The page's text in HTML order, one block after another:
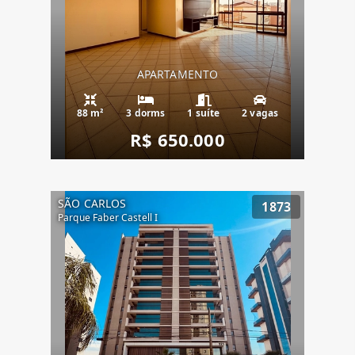
APARTAMENTO
88 m² 3 dorms 1 suíte 2 vagas
R$ 650.000
SÃO CARLOS
Parque Faber Castell I
1873